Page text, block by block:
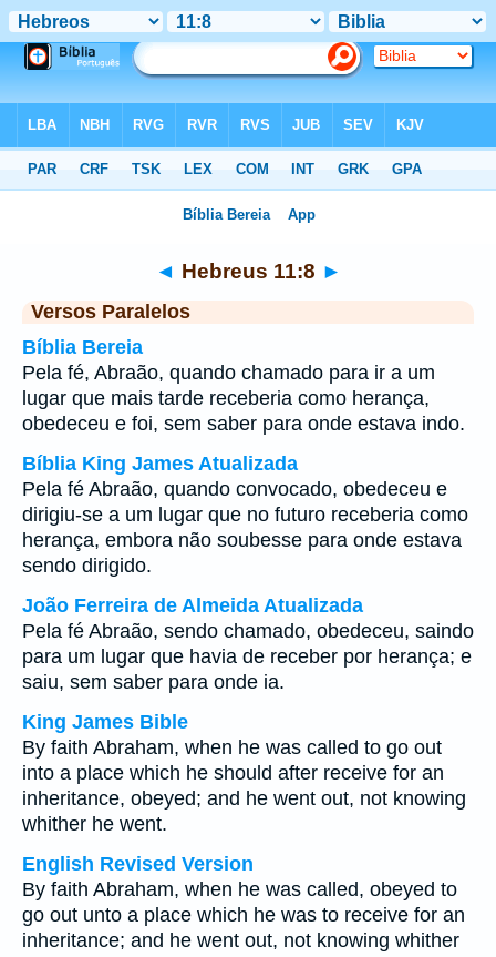
◄ Hebreus 11:8 ►
Versos Paralelos
Bíblia Bereia
Pela fé, Abraão, quando chamado para ir a um
lugar que mais tarde receberia como herança,
obedeceu e foi, sem saber para onde estava indo.
Bíblia King James Atualizada
Pela fé Abraão, quando convocado, obedeceu e
dirigiu-se a um lugar que no futuro receberia como
herança, embora não soubesse para onde estava
sendo dirigido.
João Ferreira de Almeida Atualizada
Pela fé Abraão, sendo chamado, obedeceu, saindo
para um lugar que havia de receber por herança; e
saiu, sem saber para onde ia.
King James Bible
By faith Abraham, when he was called to go out
into a place which he should after receive for an
inheritance, obeyed; and he went out, not knowing
whither he went.
English Revised Version
By faith Abraham, when he was called, obeyed to
go out unto a place which he was to receive for an
inheritance; and he went out, not knowing whither